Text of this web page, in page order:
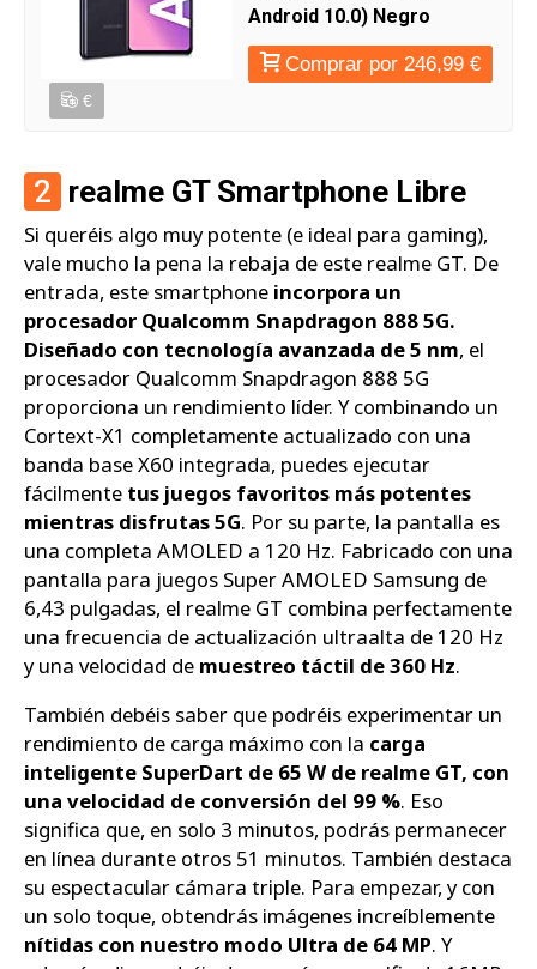
Android 10.0) Negro
Comprar por 246,99 €
€
2 realme GT Smartphone Libre
Si queréis algo muy potente (e ideal para gaming),
vale mucho la pena la rebaja de este realme GT. De
entrada, este smartphone incorpora un
procesador Qualcomm Snapdragon 888 5G.
Diseñado con tecnología avanzada de 5 nm, el
procesador Qualcomm Snapdragon 888 5G
proporciona un rendimiento líder. Y combinando un
Cortext-X1 completamente actualizado con una
banda base X60 integrada, puedes ejecutar
fácilmente tus juegos favoritos más potentes
mientras disfrutas 5G. Por su parte, la pantalla es
una completa AMOLED a 120 Hz. Fabricado con una
pantalla para juegos Super AMOLED Samsung de
6,43 pulgadas, el realme GT combina perfectamente
una frecuencia de actualización ultraalta de 120 Hz
y una velocidad de muestreo táctil de 360 Hz.
También debéis saber que podréis experimentar un
rendimiento de carga máximo con la carga
inteligente SuperDart de 65 W de realme GT, con
una velocidad de conversión del 99 %. Eso
significa que, en solo 3 minutos, podrás permanecer
en línea durante otros 51 minutos. También destaca
su espectacular cámara triple. Para empezar, y con
un solo toque, obtendrás imágenes increíblemente
nítidas con nuestro modo Ultra de 64 MP. Y